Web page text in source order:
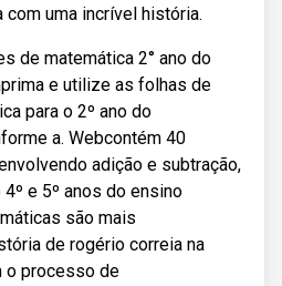
uma incrível história.
de matemática 2° ano do
e utilize as folhas de
para o 2º ano do
a. Webcontém 40
adição e subtração,
e 5º anos do ensino
são mais
de rogério correia na
o processo de